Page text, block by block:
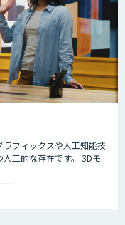
フィックスや人工知能技
工的な存在です。 3Dモ
ーチャルヒューマンは、